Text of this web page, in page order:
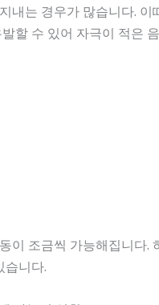
내는 경우가 많습니다.
할 수 있어 자극이 적은
이 조금씩 가능해집니다.
습니다.